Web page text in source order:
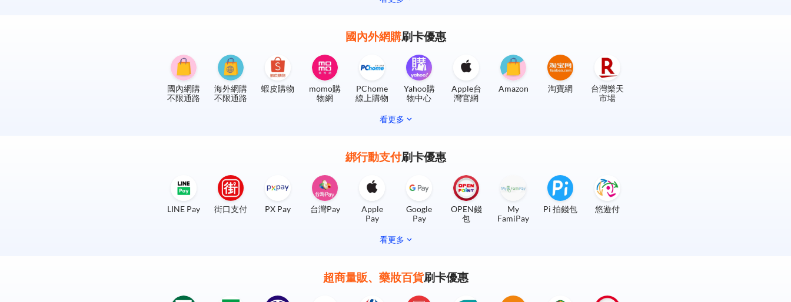
國內外網購刷卡優惠
國內網購
不限通路
海外網購
不限通路
蝦皮購物
momo購
物網
PChome
線上購物
Yahoo購
物中心
Apple台
灣官網
Amazon 淘寶網
台灣樂天
市場
看更多
綁行動支付刷卡優惠
LINE Pay 街口支付 PX Pay 台灣Pay
Apple
Pay
Google
Pay
OPEN錢
包
My
FamiPay
Pi 拍錢包 悠遊付
看更多
超商量販、藥妝百貨刷卡優惠